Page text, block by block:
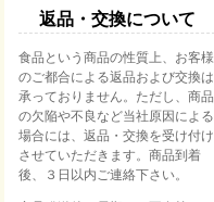
返品・交換について
食品という商品の性質上、お客様
のご都合による返品および交換は
承っておりません。ただし、商品
の欠陥や不良など当社原因による
場合には、返品・交換を受け付け
させていただきます。商品到着
後、３日以内ご連絡下さい。